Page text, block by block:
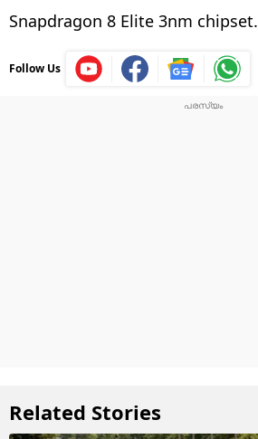
Snapdragon 8 Elite 3nm chipset.
Follow Us
Related Stories